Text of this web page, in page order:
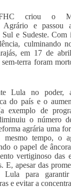
criou o
Agrário e passou
Sul e Sudeste. Com
culminando
em 17 de
terra foram
Lula no poder,
do país e o
exemplo de
o número
agrária uma
mesmo tempo, o
o papel de
vertiginoso das
E, apesar das
Lula para
e evitar a